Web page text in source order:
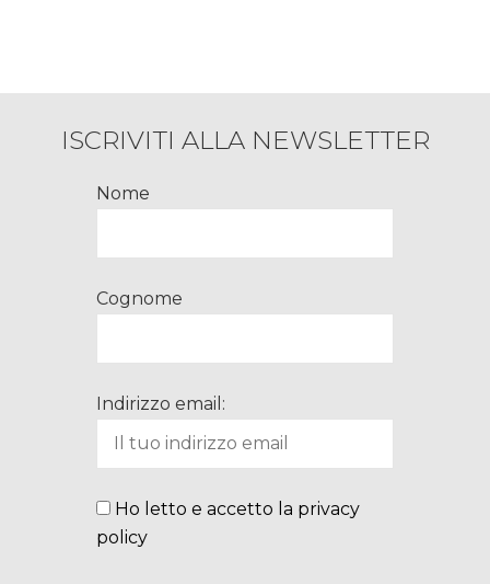
ISCRIVITI ALLA NEWSLETTER
Nome
Cognome
Indirizzo email:
Ho letto e accetto la privacy
policy